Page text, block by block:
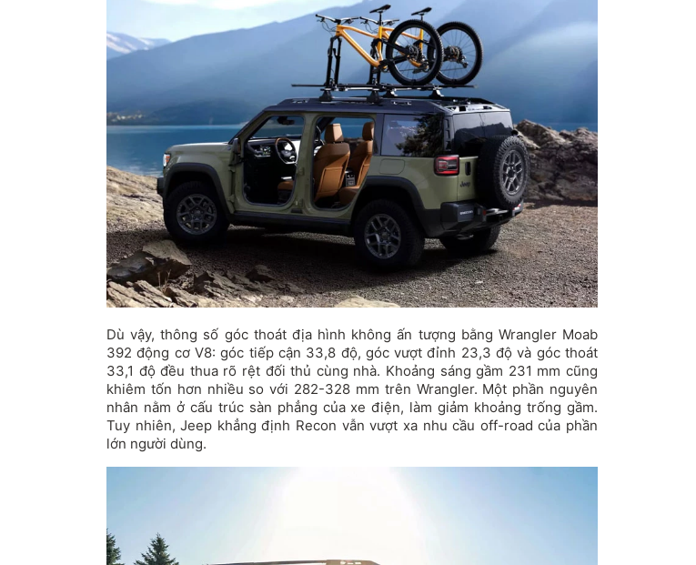
Dù vậy, thông số góc thoát địa hình không ấn tượng bằng Wrangler Moab
392 động cơ V8: góc tiếp cận 33,8 độ, góc vượt đỉnh 23,3 độ và góc thoát
33,1 độ đều thua rõ rệt đối thủ cùng nhà. Khoảng sáng gầm 231 mm cũng
khiêm tốn hơn nhiều so với 282-328 mm trên Wrangler. Một phần nguyên
nhân nằm ở cấu trúc sàn phẳng của xe điện, làm giảm khoảng trống gầm.
Tuy nhiên, Jeep khẳng định Recon vẫn vượt xa nhu cầu off-road của phần
lớn người dùng.